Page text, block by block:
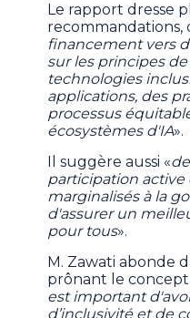
Le rapport dresse
recommandations,
financement vers
sur les principes
technologies
applications, des
processus
écosystèmes d'IA».
Il suggère aussi «
participation active
marginalisés à la
d'assurer un
pour tous».
M. Zawati abonde
prônant le
est important
d’inclusivité et de